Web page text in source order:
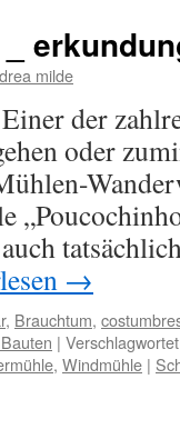
milde
der
oder
→
, Brauchtum,
|
, Windmühle |